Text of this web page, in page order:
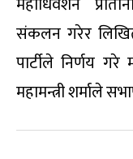
संकलन गरेर
पार्टीले निर्णय गरे
महामन्त्री शर्माले